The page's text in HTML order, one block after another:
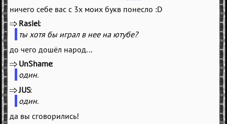
ничего себе вас с 3х моих букв понесло :D
Rasiel
ты хотя бы играл в нее на ютубе?
до чего дошёл народ...
UnShame
один.
JUS
один.
да вы сговорились!